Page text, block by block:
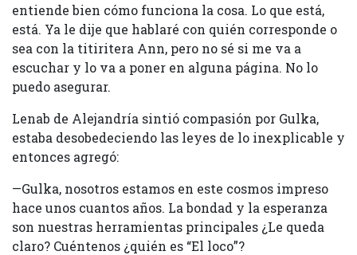
entiende bien cómo funciona la cosa. Lo que está,
está. Ya le dije que hablaré con quién corresponde o
sea con la titiritera Ann, pero no sé si me va a
escuchar y lo va a poner en alguna página. No lo
puedo asegurar.
Lenab de Alejandría sintió compasión por Gulka,
estaba desobedeciendo las leyes de lo inexplicable y
entonces agregó:
—Gulka, nosotros estamos en este cosmos impreso
hace unos cuantos años. La bondad y la esperanza
son nuestras herramientas principales ¿Le queda
claro? Cuéntenos ¿quién es “El loco”?